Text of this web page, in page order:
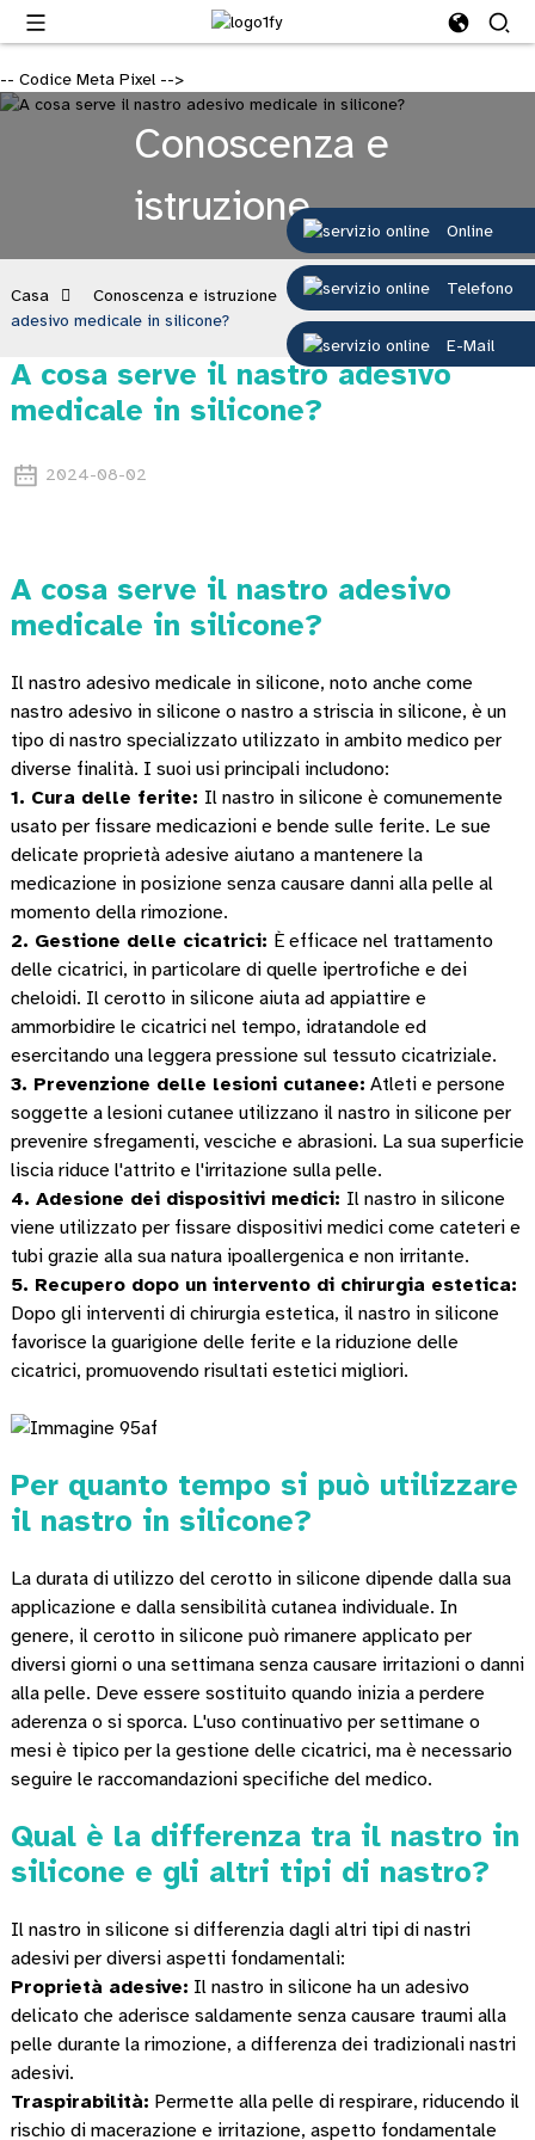
-- Codice Meta Pixel -->
Online
Telefono
E-Mail
Conoscenza e
istruzione
Casa Conoscenza e istruzione
A cosa serve il nastro
adesivo medicale in silicone?
A cosa serve il nastro adesivo
medicale in silicone?
2024-08-02
A cosa serve il nastro adesivo
medicale in silicone?
Il nastro adesivo medicale in silicone, noto anche come
nastro adesivo in silicone o nastro a striscia in silicone, è un
tipo di nastro specializzato utilizzato in ambito medico per
diverse finalità. I ​​suoi usi principali includono:
1. Cura delle ferite: Il nastro in silicone è comunemente
usato per fissare medicazioni e bende sulle ferite. Le sue
delicate proprietà adesive aiutano a mantenere la
medicazione in posizione senza causare danni alla pelle al
momento della rimozione.
2. Gestione delle cicatrici: È efficace nel trattamento
delle cicatrici, in particolare di quelle ipertrofiche e dei
cheloidi. Il cerotto in silicone aiuta ad appiattire e
ammorbidire le cicatrici nel tempo, idratandole ed
esercitando una leggera pressione sul tessuto cicatriziale.
3. Prevenzione delle lesioni cutanee: Atleti e persone
soggette a lesioni cutanee utilizzano il nastro in silicone per
prevenire sfregamenti, vesciche e abrasioni. La sua superficie
liscia riduce l'attrito e l'irritazione sulla pelle.
4. Adesione dei dispositivi medici: Il nastro in silicone
viene utilizzato per fissare dispositivi medici come cateteri e
tubi grazie alla sua natura ipoallergenica e non irritante.
5. Recupero dopo un intervento di chirurgia estetica:
Dopo gli interventi di chirurgia estetica, il nastro in silicone
favorisce la guarigione delle ferite e la riduzione delle
cicatrici, promuovendo risultati estetici migliori.
Per quanto tempo si può utilizzare
il nastro in silicone?
La durata di utilizzo del cerotto in silicone dipende dalla sua
applicazione e dalla sensibilità cutanea individuale. In
genere, il cerotto in silicone può rimanere applicato per
diversi giorni o una settimana senza causare irritazioni o danni
alla pelle. Deve essere sostituito quando inizia a perdere
aderenza o si sporca. L'uso continuativo per settimane o
mesi è tipico per la gestione delle cicatrici, ma è necessario
seguire le raccomandazioni specifiche del medico.
Qual è la differenza tra il nastro in
silicone e gli altri tipi di nastro?
Il nastro in silicone si differenzia dagli altri tipi di nastri
adesivi per diversi aspetti fondamentali:
Proprietà adesive: Il nastro in silicone ha un adesivo
delicato che aderisce saldamente senza causare traumi alla
pelle durante la rimozione, a differenza dei tradizionali nastri
adesivi.
Traspirabilità: Permette alla pelle di respirare, riducendo il
rischio di macerazione e irritazione, aspetto fondamentale